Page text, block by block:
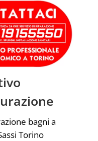
bagni a
Torino